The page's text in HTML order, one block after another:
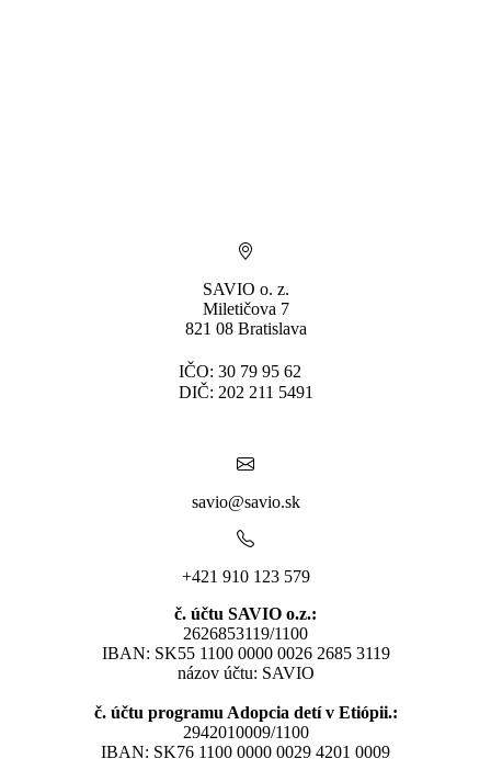
SAVIO o. z.
Miletičova 7
821 08 Bratislava
IČO: 30 79 95 62
DIČ: 202 211 5491
savio@savio.sk
+421 910 123 579
č. účtu SAVIO o.z.:
2626853119/1100
IBAN: SK55 1100 0000 0026 2685 3119
názov účtu: SAVIO
č. účtu programu Adopcia detí v Etiópii.:
2942010009/1100
IBAN: SK76 1100 0000 0029 4201 0009